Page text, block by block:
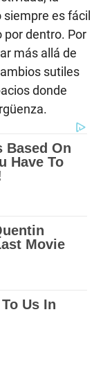
siempre es fácil
por dentro. Por
más allá de
sutiles
donde